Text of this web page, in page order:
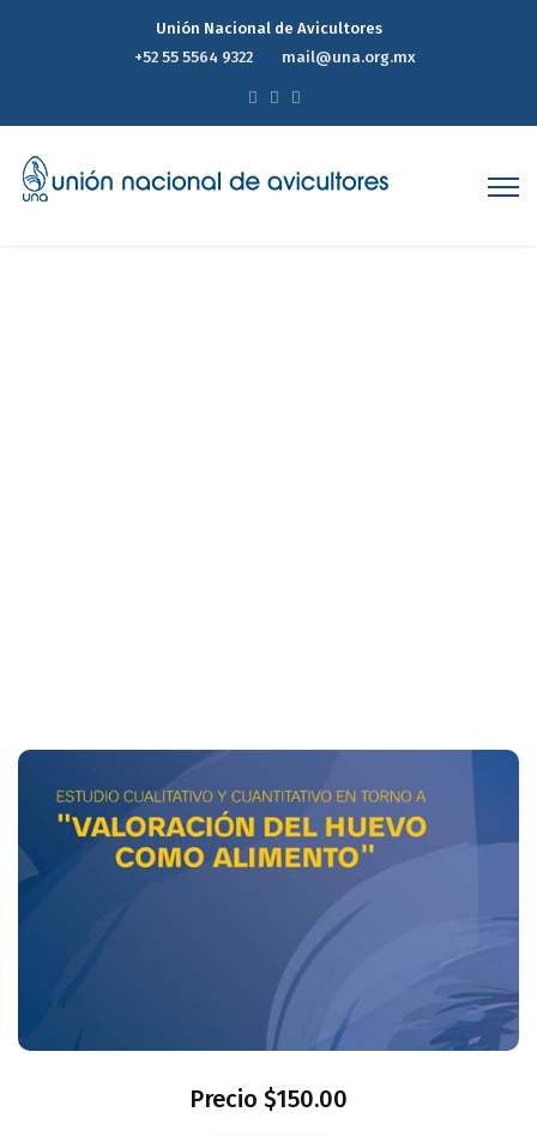
Unión Nacional de Avicultores
+52 55 5564 9322
mail@una.org.mx
Precio $150.00